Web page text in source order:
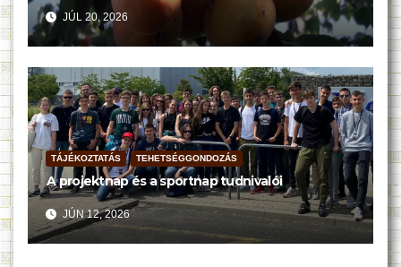
JÚL 20, 2026
TÁJÉKOZTATÁS TEHETSÉGGONDOZÁS
A projektnap és a sportnap tudnivalói
JÚN 12, 2026